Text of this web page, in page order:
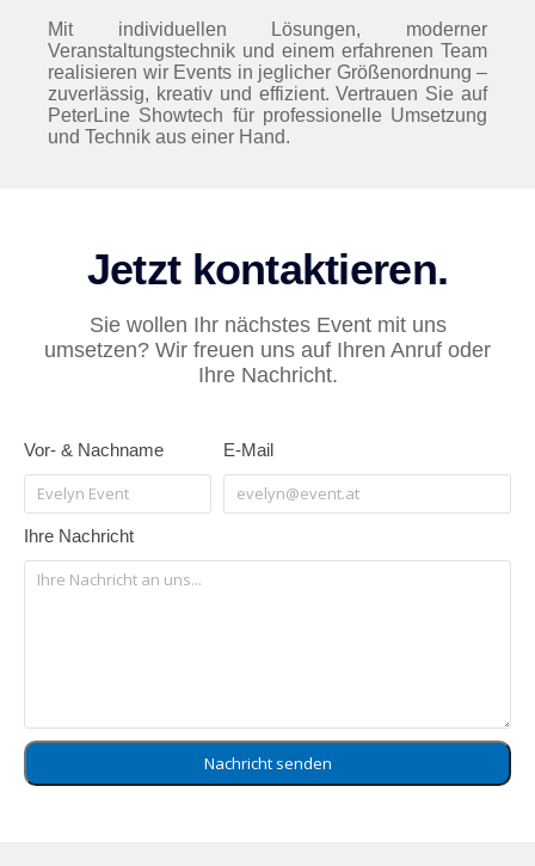
Mit individuellen Lösungen, moderner
Veranstaltungstechnik und einem erfahrenen Team
realisieren wir Events in jeglicher Größenordnung –
zuverlässig, kreativ und effizient. Vertrauen Sie auf
PeterLine Showtech für professionelle Umsetzung
und Technik aus einer Hand.
Jetzt kontaktieren.
Sie wollen Ihr nächstes Event mit uns
umsetzen? Wir freuen uns auf Ihren Anruf oder
Ihre Nachricht.
Vor- & Nachname E-Mail
Ihre Nachricht
Nachricht senden